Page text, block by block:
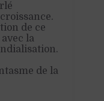
de ce
la
de la